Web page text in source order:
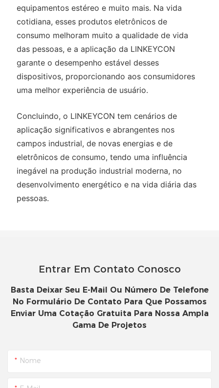
equipamentos estéreo e muito mais. Na vida
cotidiana, esses produtos eletrônicos de
consumo melhoram muito a qualidade de vida
das pessoas, e a aplicação da LINKEYCON
garante o desempenho estável desses
dispositivos, proporcionando aos consumidores
uma melhor experiência de usuário.
Concluindo, o LINKEYCON tem cenários de
aplicação significativos e abrangentes nos
campos industrial, de novas energias e de
eletrônicos de consumo, tendo uma influência
inegável na produção industrial moderna, no
desenvolvimento energético e na vida diária das
pessoas.
Entrar Em Contato Conosco
Basta Deixar Seu E-Mail Ou Número De Telefone
No Formulário De Contato Para Que Possamos
Enviar Uma Cotação Gratuita Para Nossa Ampla
Gama De Projetos
Nome